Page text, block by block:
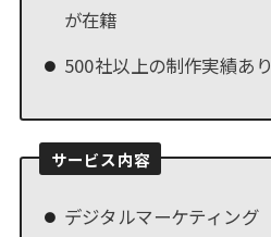
が在籍
500社以上の制作実績あり
サービス内容
デジタルマーケティング